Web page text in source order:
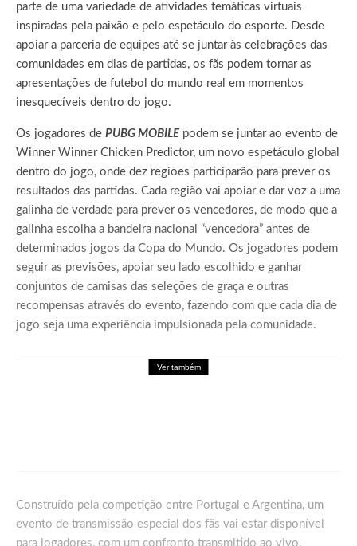
parte de uma variedade de atividades temáticas virtuais
inspiradas pela paixão e pelo espetáculo do esporte. Desde
apoiar a parceria de equipes até se juntar às celebrações das
comunidades em dias de partidas, os fãs podem tornar as
apresentações de futebol do mundo real em momentos
inesquecíveis dentro do jogo.
Os jogadores de PUBG MOBILE podem se juntar ao evento de
Winner Winner Chicken Predictor, um novo espetáculo global
dentro do jogo, onde dez regiões participarão para prever os
resultados das partidas. Cada região vai apoiar e dar voz a uma
galinha de verdade para prever os vencedores, de modo que a
galinha escolha a bandeira nacional “vencedora” antes de
determinados jogos da Copa do Mundo. Os jogadores podem
seguir as previsões, apoiar seu lado escolhido e ganhar
conjuntos de camisas das seleções de graça e outras
recompensas através do evento, fazendo com que cada dia de
jogo seja uma experiência impulsionada pela comunidade.
Ver também
Construído pela competição entre Portugal e Argentina, um
evento de transmissão especial dos fãs vai estar disponível
para jogadores, com um confronto transmitido ao vivo,